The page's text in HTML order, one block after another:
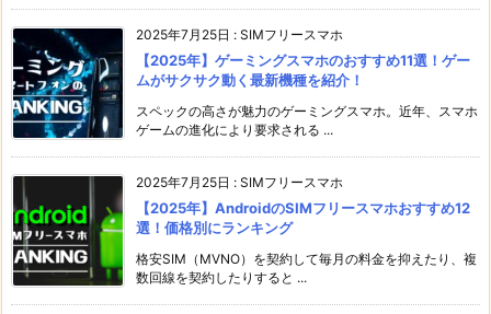
2025年7月25日 : SIMフリースマホ
【2025年】ゲーミングスマホのおすすめ11選！ゲー
ムがサクサク動く最新機種を紹介！
スペックの高さが魅力のゲーミングスマホ。近年、スマホ
ゲームの進化により要求される ...
2025年7月25日 : SIMフリースマホ
【2025年】AndroidのSIMフリースマホおすすめ12
選！価格別にランキング
格安SIM（MVNO）を契約して毎月の料金を抑えたり、複
数回線を契約したりすると ...